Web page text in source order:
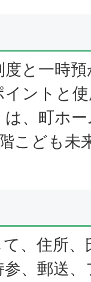
度と一時
ントと
、町ホ
こども未
、住所
参、郵送